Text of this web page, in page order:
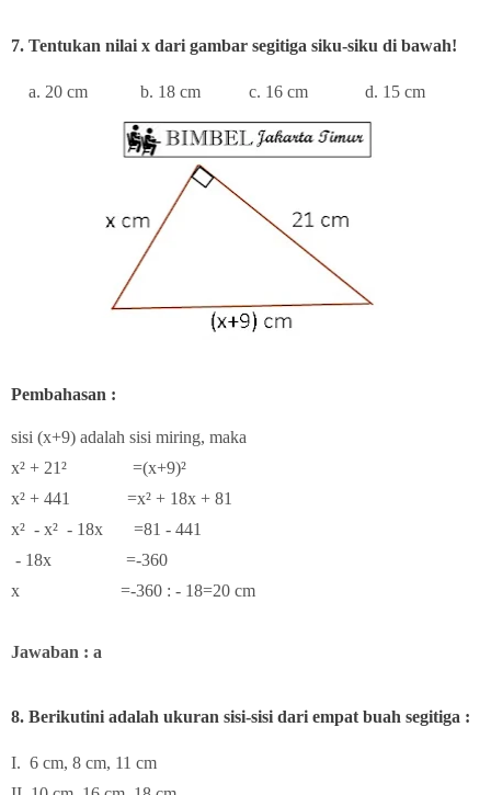
7. Tentukan nilai x dari gambar segitiga siku-siku di bawah!
a. 20 cm b. 18 cm c. 16 cm d. 15 cm
Pembahasan :
sisi (x+9) adalah sisi miring, maka
x² + 21² =(x+9)²
x² + 441 =x² + 18x + 81
x² - x² - 18x =81 - 441
- 18x =-360
x =-360 : - 18=20 cm
Jawaban : a
8. Berikutini adalah ukuran sisi-sisi dari empat buah segitiga :
I. 6 cm, 8 cm, 11 cm